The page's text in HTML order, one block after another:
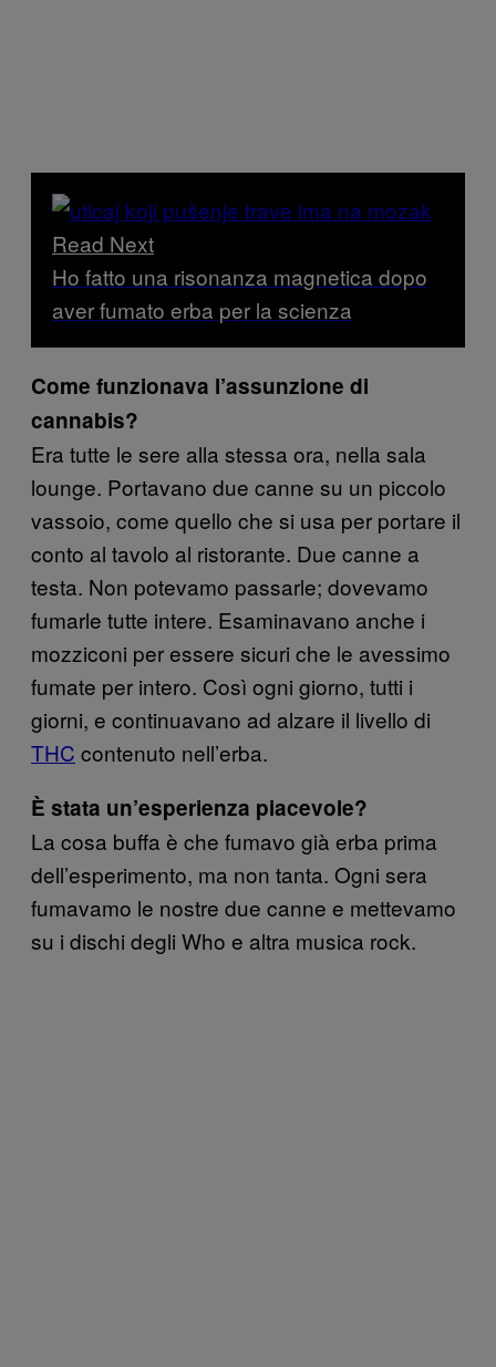
Read Next
Ho fatto una risonanza magnetica dopo
aver fumato erba per la scienza
Come funzionava l’assunzione di
cannabis?
Era tutte le sere alla stessa ora, nella sala
lounge. Portavano due canne su un piccolo
vassoio, come quello che si usa per portare il
conto al tavolo al ristorante. Due canne a
testa. Non potevamo passarle; dovevamo
fumarle tutte intere. Esaminavano anche i
mozziconi per essere sicuri che le avessimo
fumate per intero. Così ogni giorno, tutti i
giorni, e continuavano ad alzare il livello di
THC contenuto nell’erba.
È stata un’esperienza piacevole?
La cosa buffa è che fumavo già erba prima
dell’esperimento, ma non tanta. Ogni sera
fumavamo le nostre due canne e mettevamo
su i dischi degli Who e altra musica rock.